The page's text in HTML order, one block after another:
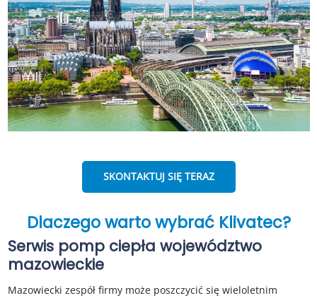
SKONTAKTUJ SIĘ TERAZ
Dlaczego warto wybrać Klivatec?
Serwis pomp ciepła województwo
mazowieckie
Mazowiecki zespół firmy może poszczycić się wieloletnim